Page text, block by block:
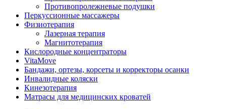
Противопролежневые подушки
Перкуссионные массажеры
Физиотерапия
Лазерная терапия
Магнитотерапия
Кислородные концентраторы
VitaMove
Бандажи, ортезы, корсеты и корректоры осанки
Инвалидные коляски
Кинезотерапия
Матрасы для медицинских кроватей